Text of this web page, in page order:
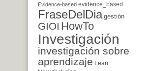
Evidence-based evidence_based
FraseDelDia gestión
GIOI HowTo
Investigación
investigación sobre
aprendizaje Lean